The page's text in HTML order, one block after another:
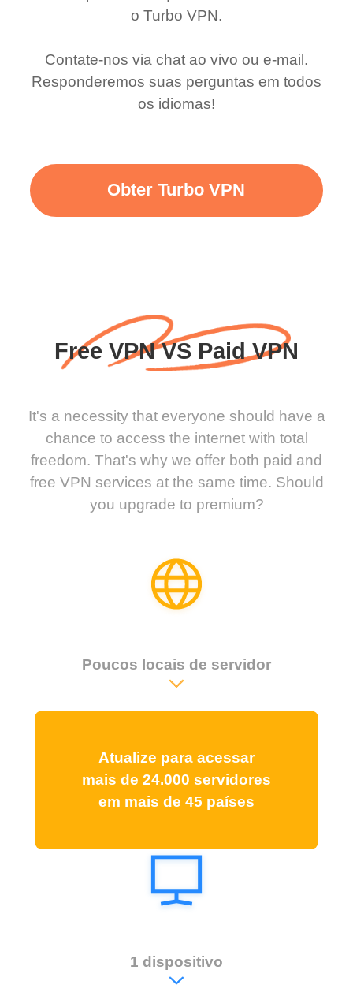
o Turbo VPN.
Contate-nos via chat ao vivo ou e-mail.
Responderemos suas perguntas em todos
os idiomas!
Obter Turbo VPN
Free VPN VS Paid VPN
It's a necessity that everyone should have a
chance to access the internet with total
freedom. That's why we offer both paid and
free VPN services at the same time. Should
you upgrade to premium?
Poucos locais de servidor
Atualize para acessar
mais de 24.000 servidores
em mais de 45 países
1 dispositivo